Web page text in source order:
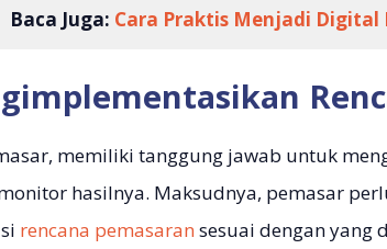
Baca Juga: Cara Praktis Menjadi
memiliki tanggung jawab untuk
hasilnya. Maksudnya, pemasar
rencana pemasaran sesuai dengan yang